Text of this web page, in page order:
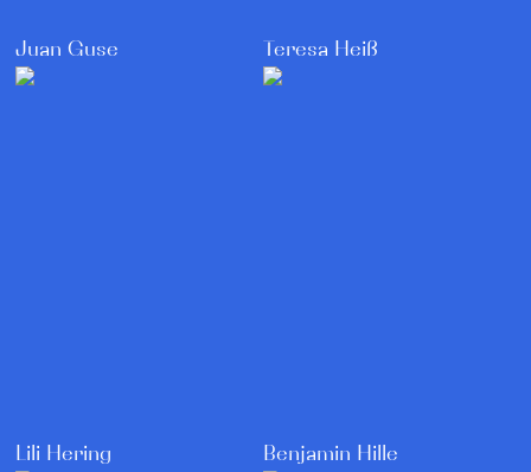
Juan Guse Teresa Heiß
Lili Hering Benjamin Hille